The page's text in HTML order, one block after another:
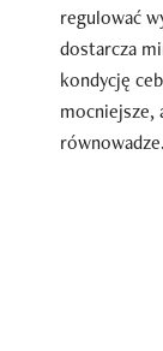
regulować
dostarcza
kondycję
mocniejsze,
równowadze.